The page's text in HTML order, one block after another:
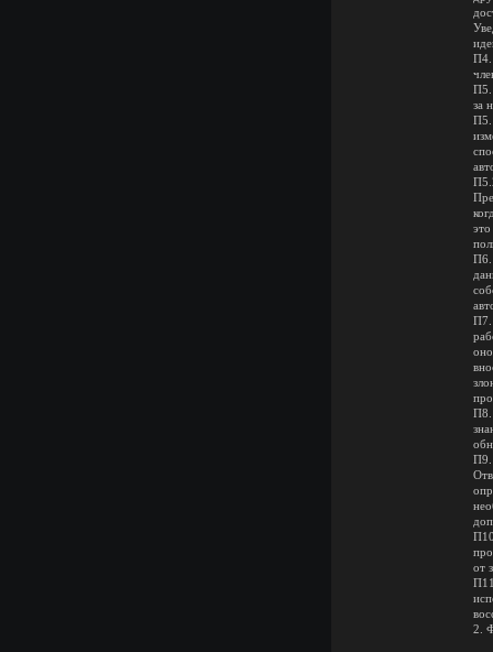
П4.
П5.
за
П6.
П7.
оно
П8.
П9.
от
2.